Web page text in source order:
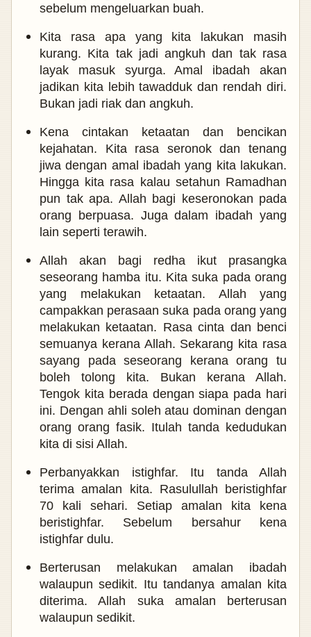
sebelum mengeluarkan buah.
Kita rasa apa yang kita lakukan masih
kurang. Kita tak jadi angkuh dan tak rasa
layak masuk syurga. Amal ibadah akan
jadikan kita lebih tawadduk dan rendah diri.
Bukan jadi riak dan angkuh.
Kena cintakan ketaatan dan bencikan
kejahatan. Kita rasa seronok dan tenang
jiwa dengan amal ibadah yang kita lakukan.
Hingga kita rasa kalau setahun Ramadhan
pun tak apa. Allah bagi keseronokan pada
orang berpuasa. Juga dalam ibadah yang
lain seperti terawih.
Allah akan bagi redha ikut prasangka
seseorang hamba itu. Kita suka pada orang
yang melakukan ketaatan. Allah yang
campakkan perasaan suka pada orang yang
melakukan ketaatan. Rasa cinta dan benci
semuanya kerana Allah. Sekarang kita rasa
sayang pada seseorang kerana orang tu
boleh tolong kita. Bukan kerana Allah.
Tengok kita berada dengan siapa pada hari
ini. Dengan ahli soleh atau dominan dengan
orang orang fasik. Itulah tanda kedudukan
kita di sisi Allah.
Perbanyakkan istighfar. Itu tanda Allah
terima amalan kita. Rasulullah beristighfar
70 kali sehari. Setiap amalan kita kena
beristighfar. Sebelum bersahur kena
istighfar dulu.
Berterusan melakukan amalan ibadah
walaupun sedikit. Itu tandanya amalan kita
diterima. Allah suka amalan berterusan
walaupun sedikit.